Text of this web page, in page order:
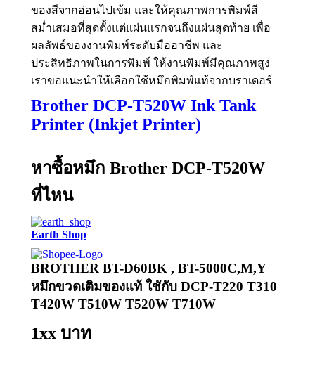
ของสีจากอ่อนไปเข้ม และให้คุณภาพการพิมพ์สี
สม่ำเสมอที่สุดตั้งแต่แผ่นแรกจนถึงแผ่นสุดท้าย เพื่อ
ผลลัพธ์ของงานพิมพ์ระดับมืออาชีพ และ
ประสิทธิภาพในการพิมพ์ ให้งานพิมพ์มีคุณภาพสูง
เราขอแนะนำให้เลือกใช้หมึกพิมพ์แท้จากบราเดอร์
Brother DCP-T520W Ink Tank
Printer (Inkjet Printer)
หาซื้อหมึก Brother DCP-T520W
ที่ไหน
Earth Shop
BROTHER BT-D60BK , BT-5000C,M,Y
หมึกขวดเติมของแท้ ใชักับ DCP-T220 T310
T420W T510W T520W T710W
1xx บาท